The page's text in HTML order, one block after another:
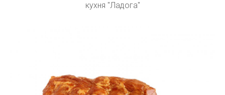
кухня "Ладога"